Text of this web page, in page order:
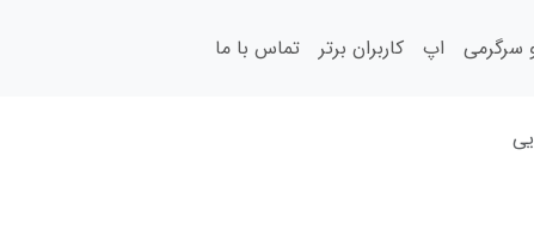
اپ کاربران برتر تماس با ما